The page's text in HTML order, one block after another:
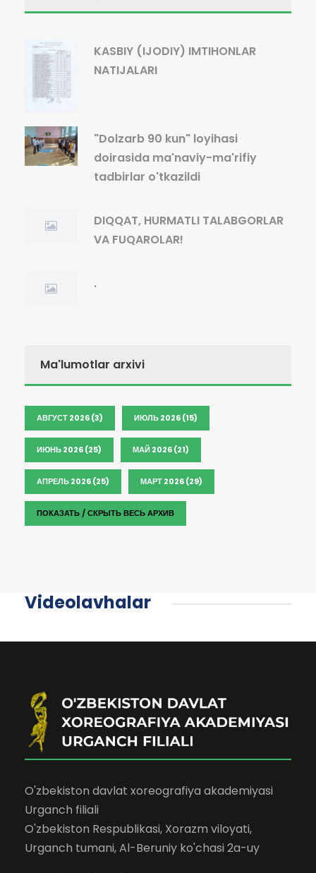
KASBIY (IJODIY) IMTIHONLAR
NATIJALARI
"Dolzarb 90 kun" loyihasi
doirasida ma'naviy-ma'rifiy
tadbirlar o'tkazildi
DIQQAT, HURMATLI TALABGORLAR
VA FUQAROLAR!
.
Ma'lumotlar arxivi
АВГУСТ 2026 (3) ИЮЛЬ 2026 (15)
ИЮНЬ 2026 (25) МАЙ 2026 (21)
АПРЕЛЬ 2026 (25) МАРТ 2026 (29)
ПОКАЗАТЬ / СКРЫТЬ ВЕСЬ АРХИВ
Videolavhalar
O'zbekiston davlat xoreografiya akademiyasi
Urganch filiali
O'zbekiston Respublikasi, Xorazm viloyati,
Urganch tumani, Al-Beruniy ko'chasi 2a-uy